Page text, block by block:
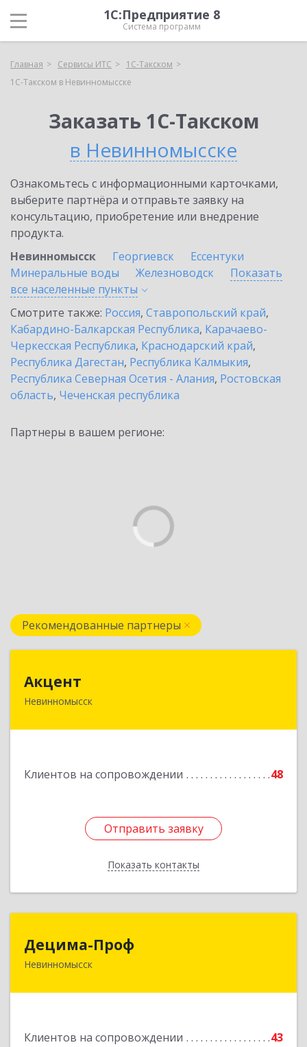
1С:Предприятие 8
Система программ
Главная Сервисы ИТС
1С-Такском
1С-Такском в Невинномысске
Заказать 1С-Такском
в Невинномысске
Ознакомьтесь с информационными карточками,
выберите партнёра и отправьте заявку на
консультацию, приобретение или внедрение
продукта.
Невинномысск
Георгиевск
Ессентуки
Минеральные воды
Железноводск
Показать
все населенные пункты
Смотрите также: Россия, Ставропольский край,
Кабардино-Балкарская Республика, Карачаево-
Черкесская Республика, Краснодарский край,
Республика Дагестан, Республика Калмыкия,
Республика Северная Осетия - Алания, Ростовская
область, Чеченская республика
Партнеры в вашем регионе:
Рекомендованные партнеры
Акцент
Невинномысск
Клиентов на сопровождении 48
Отправить заявку
Показать контакты
357112, Ставропольский край, Невинномысск г,
Отправить заявку
Назад
Децима-Проф
Невинномысск
Клиентов на сопровождении
43
357100, Ставропольский край, Невинномысск г,